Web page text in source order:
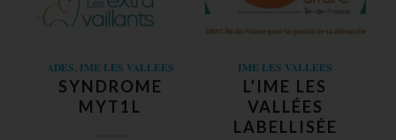
ADES IME LES VALLÉES
SYNDROME
MYT1L
IME LES VALLÉES
L’IME LES
VALLÉES
LABELLISÉE